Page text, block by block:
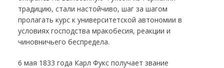
традицию, стали настойчиво, шаг за шагом
пролагать курс к университетской автономии в
условиях господства мракобесия, реакции и
чиновничьего беспредела.
6 мая 1833 года Карл Фукс получает звание